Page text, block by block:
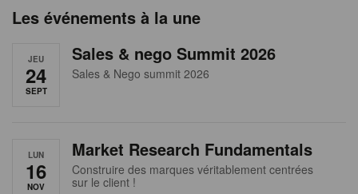
aLes événements à la une
JEU
24
SEPT
Sales & nego Summit 2026
Sales & Nego summit 2026
LUN
16
NOV
Market Research Fundamentals
Construire des marques véritablement centrées
sur le client !